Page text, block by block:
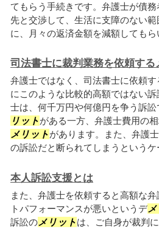
てもらう手続きです。弁護士が債
先と交渉して、生活に支障のない
に、月々の返済金額を減額してもら
司法書士に裁判業務を依頼する
弁護士ではなく、司法書士に依頼す
にこのような比較的高額ではない
士は、何千万円や何億円を争う訴訟
リットがある一方、弁護士費用の
メリットがあります。また、弁護
の訴訟だと断られてしまうというケ
本人訴訟支援とは
また、弁護士を依頼すると高額な
トパフォーマンスが悪いというデ
訴訟のメリットは、ご自身が裁判